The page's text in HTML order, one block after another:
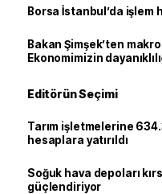
Borsa İstanbul’da işlem
Bakan Şimşek’ten
Ekonomimizin
Editörün Seçimi
Tarım işletmelerine
hesaplara yatırıldı
Soğuk hava depoları
güçlendiriyor